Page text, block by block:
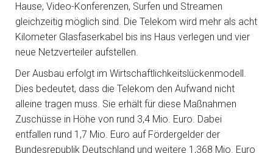
Hause, Video-Konferenzen, Surfen und Streamen
gleichzeitig möglich sind. Die Telekom wird mehr als acht
Kilometer Glasfaserkabel bis ins Haus verlegen und vier
neue Netzverteiler aufstellen.
Der Ausbau erfolgt im Wirtschaftlichkeitslückenmodell.
Dies bedeutet, dass die Telekom den Aufwand nicht
alleine tragen muss. Sie erhält für diese Maßnahmen
Zuschüsse in Höhe von rund 3,4 Mio. Euro. Dabei
entfallen rund 1,7 Mio. Euro auf Fördergelder der
Bundesrepublik Deutschland und weitere 1,368 Mio. Euro